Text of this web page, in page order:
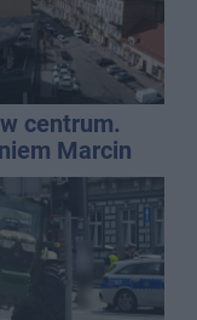
centrum.
Marcin
w błędzie